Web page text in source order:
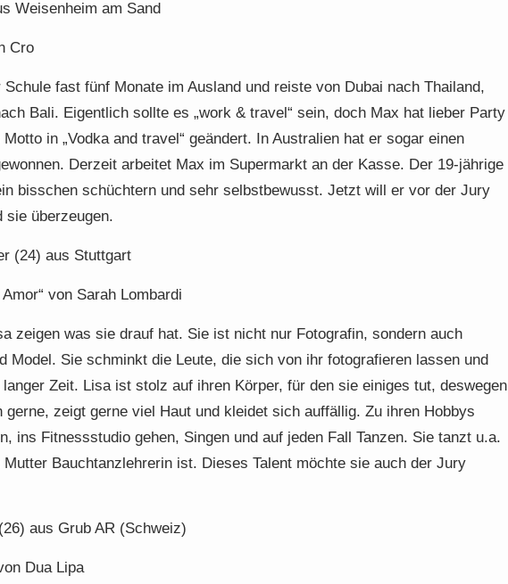
Weisenheim am Sand
Cro
fast fünf Monate im Ausland und reiste von Dubai nach Thailand,
Bali. Eigentlich sollte es „work & travel“ sein, doch Max hat lieber Party
in „Vodka and travel“ geändert. In Australien hat er sogar einen
Derzeit arbeitet Max im Supermarkt an der Kasse. Der 19-jährige
bisschen schüchtern und sehr selbstbewusst. Jetzt will er vor der Jury
sie überzeugen.
(24) aus Stuttgart
von Sarah Lombardi
zeigen was sie drauf hat. Sie ist nicht nur Fotografin, sondern auch
Model. Sie schminkt die Leute, die sich von ihr fotografieren lassen und
Zeit. Lisa ist stolz auf ihren Körper, für den sie einiges tut, deswegen
gerne, zeigt gerne viel Haut und kleidet sich auffällig. Zu ihren Hobbys
ins Fitnessstudio gehen, Singen und auf jeden Fall Tanzen. Sie tanzt u.a.
Bauchtanzlehrerin ist. Dieses Talent möchte sie auch der Jury
aus Grub AR (Schweiz)
Dua Lipa